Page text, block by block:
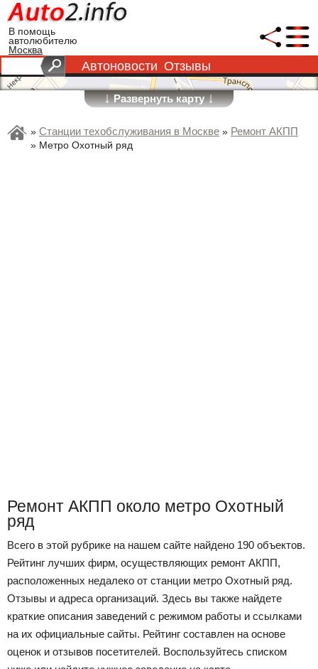
В помощь
автолюбителю
Москва
Автоновости Отзывы
↓Развернуть карту↓
» Станции техобслуживания в Москве » Ремонт АКПП
» Метро Охотный ряд
Ремонт АКПП около метро Охотный
ряд
Всего в этой рубрике на нашем сайте найдено 190 объектов.
Рейтинг лучших фирм, осуществляющих ремонт АКПП,
расположенных недалеко от станции метро Охотный ряд.
Отзывы и адреса организаций. Здесь вы также найдете
краткие описания заведений с режимом работы и ссылками
на их официальные сайты. Рейтинг составлен на основе
оценок и отзывов посетителей. Воспользуйтесь списком